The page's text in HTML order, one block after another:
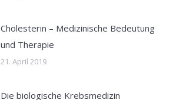
Cholesterin – Medizinische Bedeutung
und Therapie
21. April 2019
Die biologische Krebsmedizin